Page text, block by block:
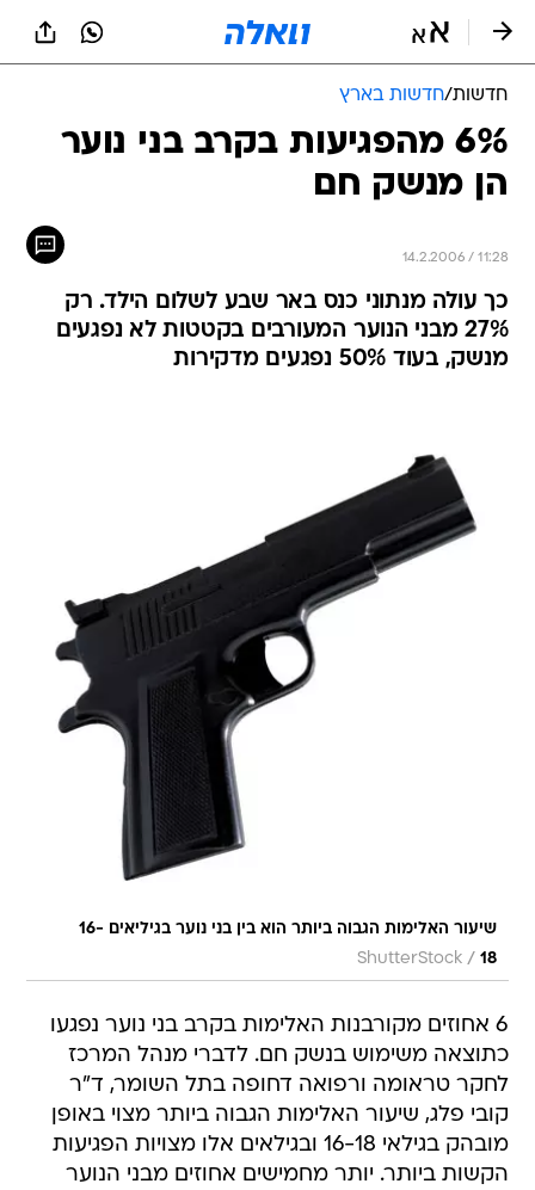
חדשות/חדשות בארץ
6% מהפגיעות בקרב בני נוער
הן מנשק חם
14.2.2006 / 11:28
כך עולה מנתוני כנס באר שבע לשלום הילד. רק
27% מבני הנוער המעורבים בקטטות לא נפגעים
מנשק, בעוד 50% נפגעים מדקירות
שיעור האלימות הגבוה ביותר הוא בין בני נוער בגיליאים 16-
18
/
ShutterStock
6 אחוזים מקורבנות האלימות בקרב בני נוער נפגעו
כתוצאה משימוש בנשק חם. לדברי מנהל המרכז
לחקר טראומה ורפואה דחופה בתל השומר, ד"ר
קובי פלג, שיעור האלימות הגבוה ביותר מצוי באופן
מובהק בגילאי 16-18 ובגילאים אלו מצויות הפגיעות
הקשות ביותר. יותר מחמישים אחוזים מבני הנוער